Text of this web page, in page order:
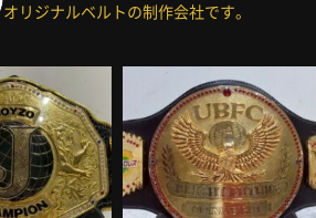
オリジナルベルトの制作会社です。